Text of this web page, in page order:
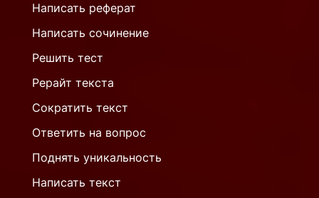
Написать реферат
Написать сочинение
Решить тест
Рерайт текста
Сократить текст
Ответить на вопрос
Поднять уникальность
Написать текст